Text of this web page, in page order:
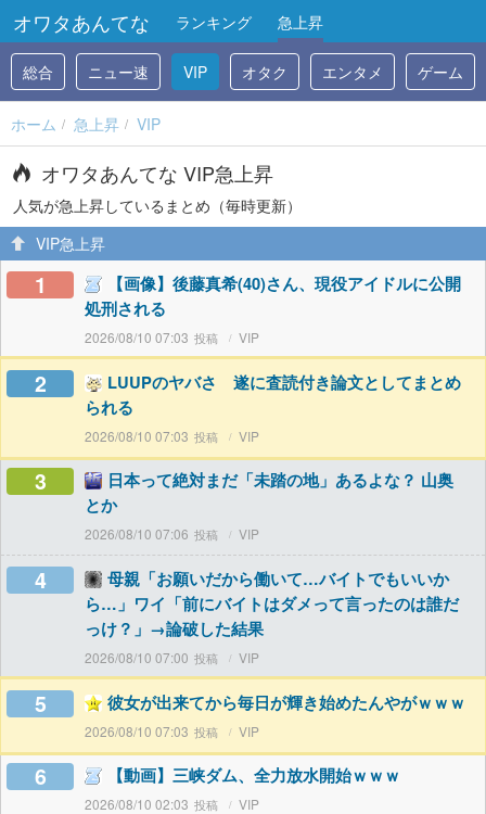
オワタあんてな ランキング 急上昇
総合 ニュー速 VIP オタク エンタメ ゲーム
ホーム 急上昇 VIP
オワタあんてな VIP急上昇
人気が急上昇しているまとめ（毎時更新）
VIP急上昇
1
【画像】後藤真希(40)さん、現役アイドルに公開
処刑される
2026/08/10 07:03 VIP
2
LUUPのヤバさ 遂に査読付き論文としてまとめ
られる
2026/08/10 07:03 VIP
3
日本って絶対まだ「未踏の地」あるよな？ 山奥
とか
2026/08/10 07:06 VIP
4
母親「お願いだから働いて…バイトでもいいか
ら…」ワイ「前にバイトはダメって言ったのは誰だ
っけ？」→論破した結果
2026/08/10 07:00 VIP
5 彼女が出来てから毎日が輝き始めたんやがｗｗｗ
2026/08/10 07:03 VIP
6 【動画】三峡ダム、全力放水開始ｗｗｗ
2026/08/10 02:03 VIP